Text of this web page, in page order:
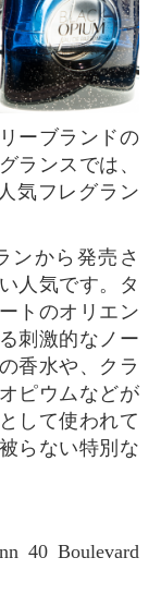
ランスでは、
気フレグラン
人気です。タ
トのオリエン
刺激的なノー
香水や、クラ
ピウムなどが
して使われて
らない特別な
40 Boulevard